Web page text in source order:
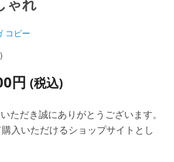
ゃれ
コピー
円 (税込)
ただき誠にありがとうございます。
入いただけるショップサイトとし